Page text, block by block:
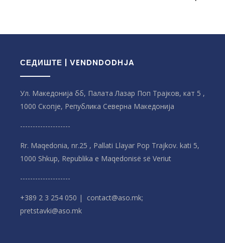
СЕДИШТЕ | VENDNDODHJA
Ул. Македонија бб, Палата Лазар Поп Трајков, кат 5 ,
1000 Скопје, Република Северна Македонијa
--------------------
Rr. Maqedonia, nr.25 , Pallati Llayar Pop Trajkov. kati 5,
1000 Shkup, Republika e Maqedonisë së Veriut
--------------------
+389 2 3 254 050 | contact@aso.mk;
pretstavki@aso.mk